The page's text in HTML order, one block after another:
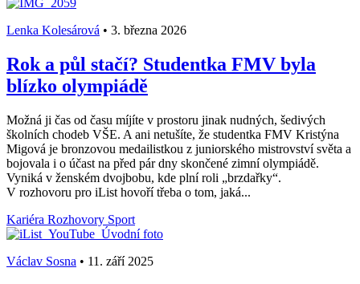
Lenka Kolesárová • 3. března 2026
Rok a půl stačí? Studentka FMV byla
blízko olympiádě
Možná ji čas od času míjíte v prostoru jinak nudných, šedivých
školních chodeb VŠE. A ani netušíte, že studentka FMV Kristýna
Migová je bronzovou medailistkou z juniorského mistrovství světa a
bojovala i o účast na před pár dny skončené zimní olympiádě.
Vyniká v ženském dvojbobu, kde plní roli „brzdařky“.
V rozhovoru pro iList hovoří třeba o tom, jaká...
Kariéra Rozhovory Sport
Václav Sosna • 11. září 2025